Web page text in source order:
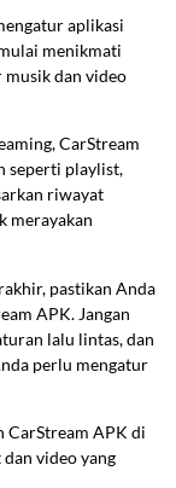
aplikasi
menikmati
dan video
CarStream
seperti playlist,
riwayat
merayakan
pastikan Anda
APK. Jangan
lalu lintas, dan
perlu mengatur
CarStream APK di
video yang